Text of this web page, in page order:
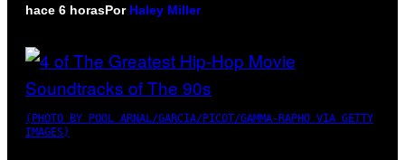
hace 6 horasPor Haley Miller
(PHOTO BY POOL ARNAL/GARCIA/PICOT/GAMMA-RAPHO VIA GETTY
IMAGES)